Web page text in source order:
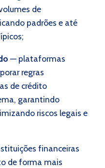
de
padrões e até
— plataformas
regras
de crédito
garantindo
riscos legais e
financeiras
de forma mais